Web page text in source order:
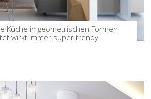
Küche in geometrischen Formen
wirkt immer super trendy